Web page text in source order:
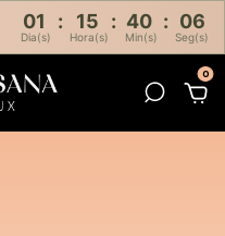
01 : 15 : 40 : 03
Dia(s) Hora(s) Min(s) Seg(s)
0